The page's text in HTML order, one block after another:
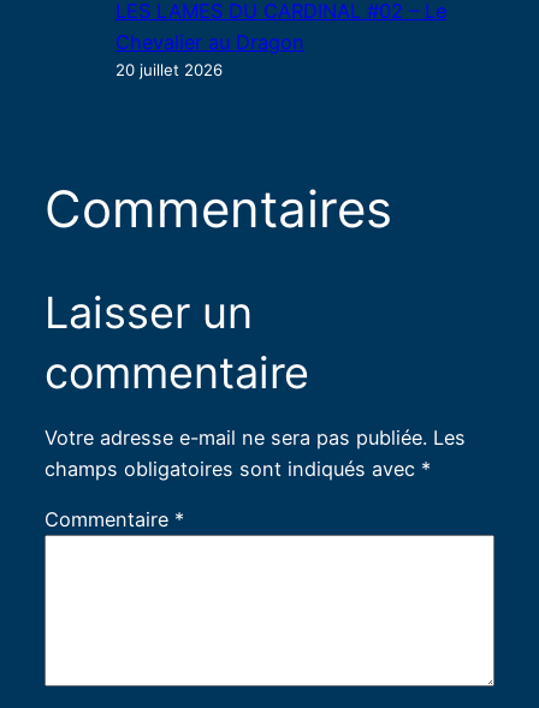
LES LAMES DU CARDINAL #02 – Le
Chevalier au Dragon
20 juillet 2026
Commentaires
Laisser un
commentaire
Votre adresse e-mail ne sera pas publiée. Les
champs obligatoires sont indiqués avec *
Commentaire *